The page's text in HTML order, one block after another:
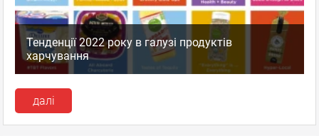
Тенденції 2022 року в галузі продуктів
харчування
далі